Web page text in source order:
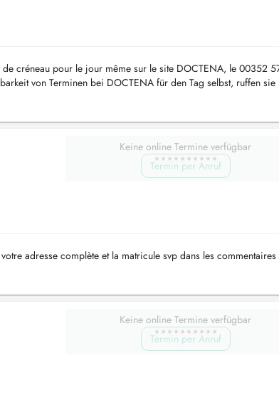
créneau pour le jour même sur le site DOCTENA, le 00352
von Terminen bei DOCTENA für den Tag selbst, ruffen sie
Keine online Termine verfügbar
Termin per Anruf
adresse complète et la matricule svp dans les commentaires
Keine online Termine verfügbar
Termin per Anruf